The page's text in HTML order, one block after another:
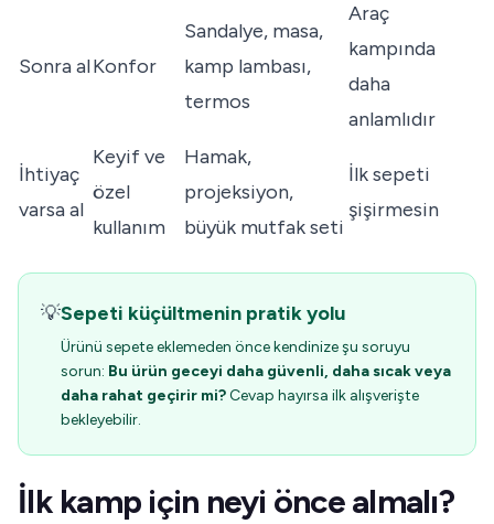
Sonra alKonfor
Sandalye, masa,
kamp lambası,
termos
Araç
kampında
daha
anlamlıdır
İhtiyaç
varsa al
Keyif ve
özel
kullanım
Hamak,
projeksiyon,
büyük mutfak seti
İlk sepeti
şişirmesin
💡Sepeti küçültmenin pratik yolu
Ürünü sepete eklemeden önce kendinize şu soruyu
sorun: Bu ürün geceyi daha güvenli, daha sıcak veya
daha rahat geçirir mi?Cevap hayırsa ilk alışverişte
bekleyebilir.
İlk kamp için neyi önce almalı?